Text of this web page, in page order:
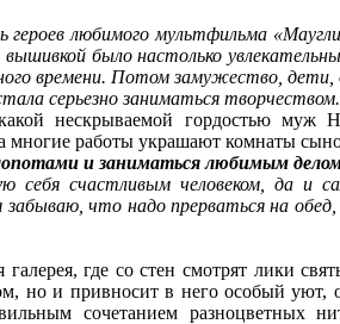
любимого мультфильма
было настолько
времени. Потом замужество,
серьезно заниматься
нескрываемой гордостью муж
многие работы украшают комнаты
и заниматься любимым
себя счастливым человеком, да и
что надо прерваться на
где со стен смотрят лики
но и привносит в него особый уют,
сочетанием разноцветных